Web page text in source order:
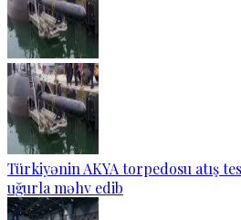
Türkiyənin AKYA torpedosu atış
uğurla məhv edib